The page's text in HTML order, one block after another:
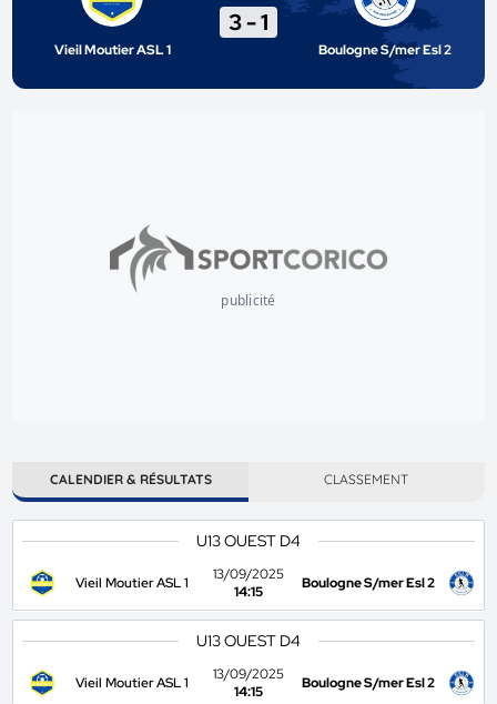
Vieil Moutier ASL 1
3-1
Boulogne S/mer Esl 2
publicité
CALENDIER & RÉSULTATS CLASSEMENT
U13 OUEST D4
Vieil Moutier ASL 1
13/09/2025
14:15
Boulogne S/mer Esl 2
U13 OUEST D4
Vieil Moutier ASL 1
13/09/2025
14:15
Boulogne S/mer Esl 2